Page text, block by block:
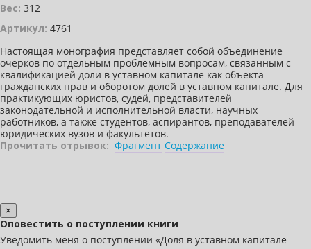
Вес: 312
Артикул: 4761
Настоящая монография представляет собой объединение
очерков по отдельным проблемным вопросам, связанным с
квалификацией доли в уставном капитале как объекта
гражданских прав и оборотом долей в уставном капитале. Для
практикующих юристов, судей, представителей
законодательной и исполнительной власти, научных
работников, а также студентов, аспирантов, преподавателей
юридических вузов и факультетов.
Прочитать отрывок: Фрагмент Содержание
×
Оповестить о поступлении книги
Уведомить меня о поступлении «Доля в уставном капитале